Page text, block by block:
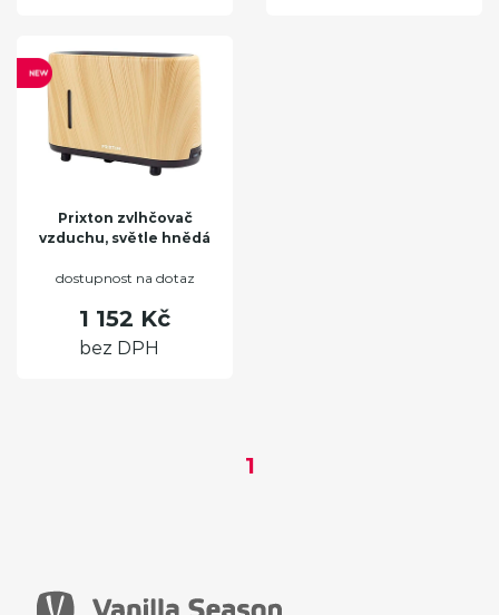
Prixton zvlhčovač
vzduchu, světle hnědá
dostupnost na dotaz
1 152 Kč
bez DPH
1